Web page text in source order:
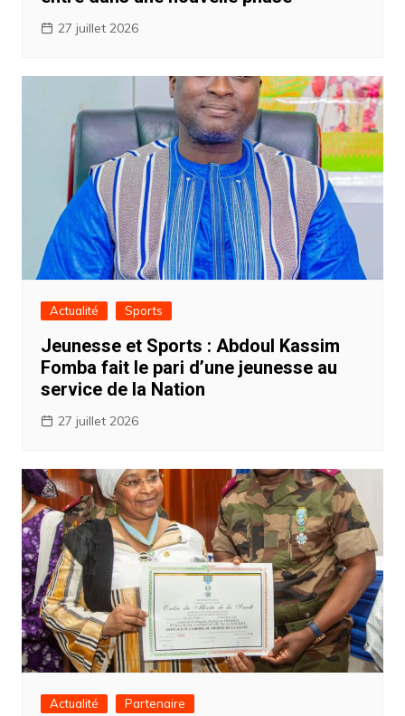
27 juillet 2026
Actualité Sports
Jeunesse et Sports : Abdoul Kassim
Fomba fait le pari d’une jeunesse au
service de la Nation ‎
27 juillet 2026
Actualité Partenaire